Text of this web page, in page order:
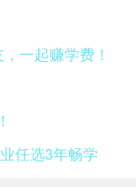
一起赚学费！
任选3年畅学